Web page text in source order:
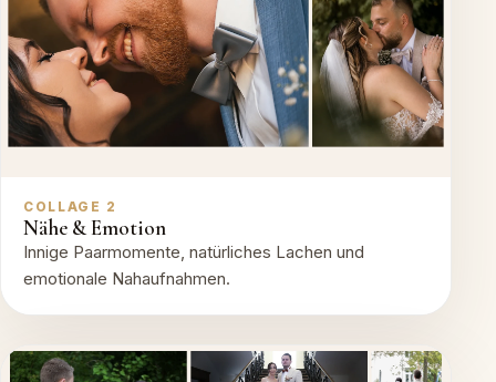
COLLAGE 2
Nähe & Emotion
Innige Paarmomente, natürliches Lachen und
emotionale Nahaufnahmen.